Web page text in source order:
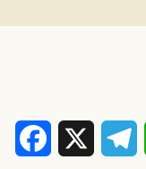
Facebook